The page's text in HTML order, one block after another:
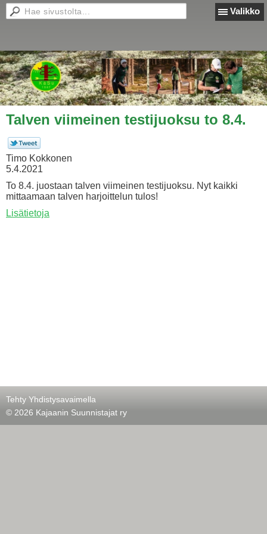
Valikko
Talven viimeinen testijuoksu to 8.4.
Timo Kokkonen
5.4.2021
To 8.4. juostaan talven viimeinen testijuoksu. Nyt kaikki
mittaamaan talven harjoittelun tulos!
Lisätietoja
Tehty Yhdistysavaimella
© 2026 Kajaanin Suunnistajat ry